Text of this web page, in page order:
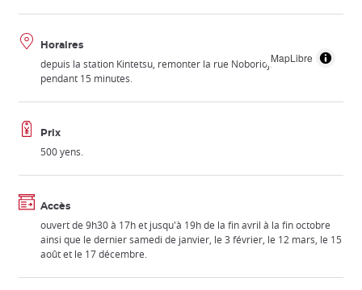
MapLibre
Horaires
depuis la station Kintetsu, remonter la rue Noborioji vers l'est
pendant 15 minutes.
Prix
500 yens.
Accès
ouvert de 9h30 à 17h et jusqu'à 19h de la fin avril à la fin octobre
ainsi que le dernier samedi de janvier, le 3 février, le 12 mars, le 15
août et le 17 décembre.